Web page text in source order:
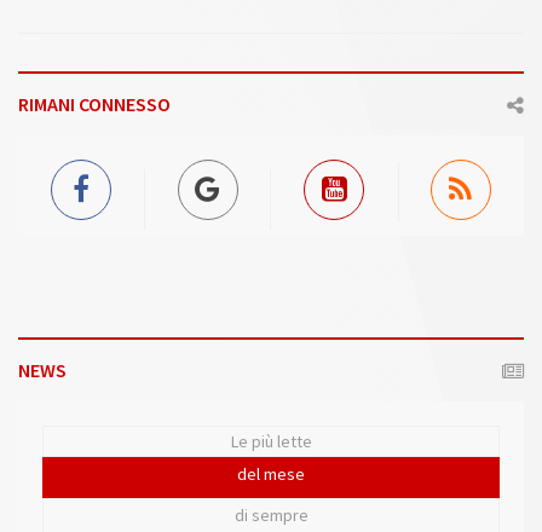
RIMANI CONNESSO
NEWS
Le più lette
del mese
di sempre